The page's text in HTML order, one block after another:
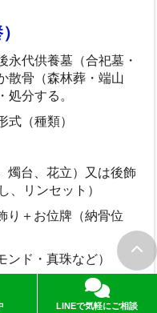
永代供養墓（合祀墓・
散骨（森林葬・端山
処分する。
式（種類）
燭台、花立）又は後飾
、リンセット）
り＋お位牌（納骨位
ンド・真珠など）
LINEで気軽にご相談